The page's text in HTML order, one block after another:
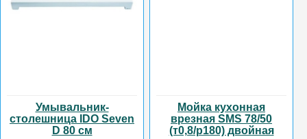
Умывальник-
столешница IDO Seven
D 80 см
Мойка кухонная
врезная SMS 78/50
(т0,8/р180) двойная